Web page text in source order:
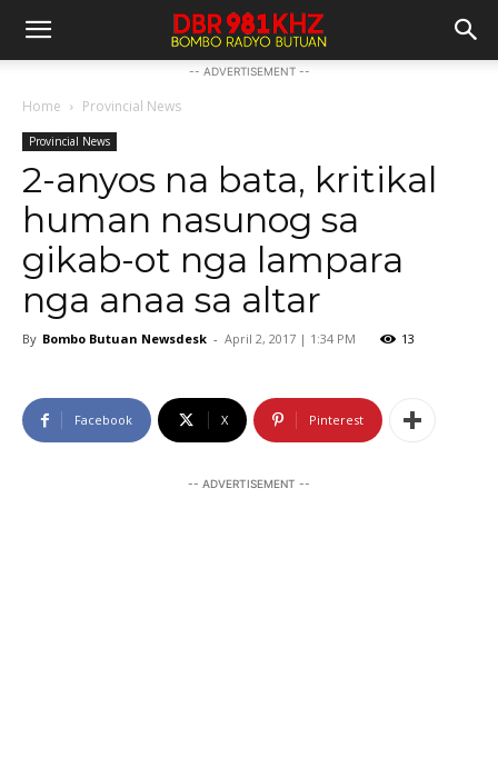
-- ADVERTISEMENT --
Home Provincial News
Provincial News
2-anyos na bata, kritikal
human nasunog sa
gikab-ot nga lampara
nga anaa sa altar
By Bombo Butuan Newsdesk - April 2, 2017 | 1:34 PM 13
Facebook X Pinterest
-- ADVERTISEMENT --